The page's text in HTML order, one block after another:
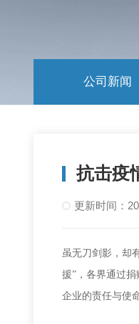
公司新闻
抗击疫
更新时间：
虽无刀剑影，却
援”，各界通过
企业的责任与使